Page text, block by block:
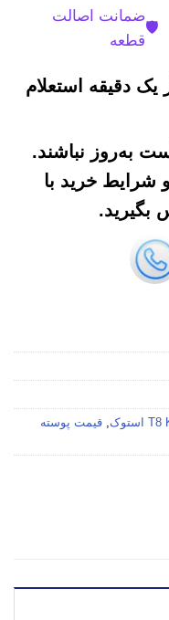
🛡️
ضمانت اصالت
قطعه
دقیقه استعلام
به‌روز نباشند.
شرایط خرید با
بگیرید.
, قیمت پوسته